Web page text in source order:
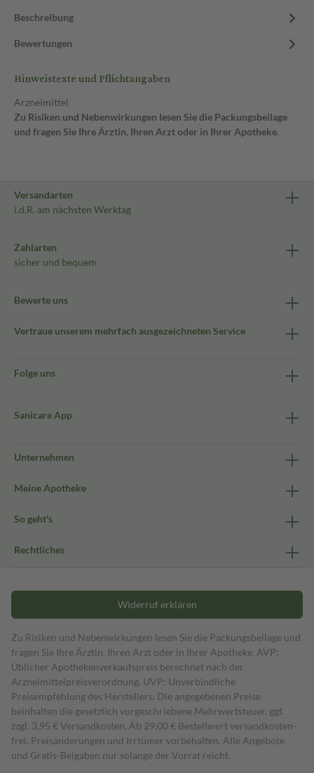
Beschreibung
Bewertungen
Hinweistexte und Pflichtangaben
Arzneimittel
Zu Risiken und Nebenwirkungen lesen Sie die Packungsbeilage
und fragen Sie Ihre Ärztin, Ihren Arzt oder in Ihrer Apotheke.
Versandarten
i.d.R. am nächsten Werktag
Zahlarten
sicher und bequem
Bewerte uns
Vertraue unserem mehrfach ausgezeichneten Service
Folge uns
Sanicare App
Unternehmen
Meine Apotheke
So geht's
Rechtliches
Widerruf erklären
Zu Risiken und Nebenwirkungen lesen Sie die Packungsbeilage und
fragen Sie Ihre Ärztin, Ihren Arzt oder in Ihrer Apotheke. AVP:
Üblicher Apothekenverkaufspreis berechnet nach der
Arzneimittelpreisverordnung. UVP: Unverbindliche
Preisempfehlung des Herstellers. Die angegebenen Preise
beinhalten die gesetzlich vorgeschriebene Mehrwertsteuer, ggf.
zzgl. 3,95 € Versandkosten. Ab 29,00 € Bestell­wert versand­kosten­
frei. Preisänderungen und Irrtümer vorbehalten. Alle Angebote
und Gratis-Beigaben nur solange der Vorrat reicht.